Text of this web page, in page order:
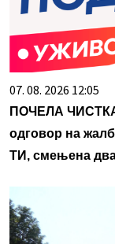
07. 08. 2026 12:05
ПОЧЕЛА
одговор на
ТИ, смењена